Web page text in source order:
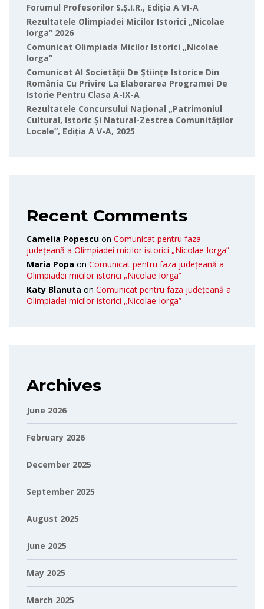
Forumul Profesorilor S.Ș.I.R., Ediția A VI-A
Rezultatele Olimpiadei Micilor Istorici „Nicolae
Iorga” 2026
Comunicat Olimpiada Micilor Istorici „Nicolae
Iorga”
Comunicat Al Societății De Științe Istorice Din
România Cu Privire La Elaborarea Programei De
Istorie Pentru Clasa A-IX-A
Rezultatele Concursului Național „Patrimoniul
Cultural, Istoric Și Natural-Zestrea Comunităților
Locale”, Ediția A V-A, 2025
Recent Comments
Camelia Popescu on Comunicat pentru faza
județeană a Olimpiadei micilor istorici „Nicolae Iorga”
Maria Popa on Comunicat pentru faza județeană a
Olimpiadei micilor istorici „Nicolae Iorga”
Katy Blanuta on Comunicat pentru faza județeană a
Olimpiadei micilor istorici „Nicolae Iorga”
Archives
June 2026
February 2026
December 2025
September 2025
August 2025
June 2025
May 2025
March 2025